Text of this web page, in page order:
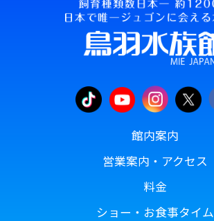
館内案内
営業案内・アクセス
料金
ショー・お食事タイム